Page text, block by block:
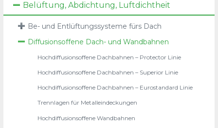
Belüftung, Abdichtung, Luftdichtheit
Be- und Entlüftungssysteme fürs Dach
Diffusionsoffene Dach- und Wandbahnen
Hochdiffusionsoffene Dachbahnen – Protector Linie
Hochdiffusionsoffene Dachbahnen – Superior Linie
Hochdiffusionsoffene Dachbahnen – Eurostandard Linie
Trennlagen für Metalleindeckungen
Hochdiffusionsoffene Wandbahnen